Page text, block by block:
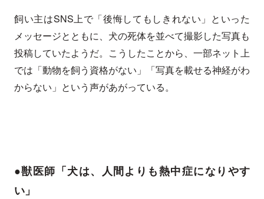
飼い主はSNS上で「後悔してもしきれない」といった
メッセージとともに、犬の死体を並べて撮影した写真も
投稿していたようだ。こうしたことから、一部ネット上
では「動物を飼う資格がない」「写真を載せる神経がわ
からない」という声があがっている。
●獣医師「犬は、人間よりも熱中症になりやす
い」